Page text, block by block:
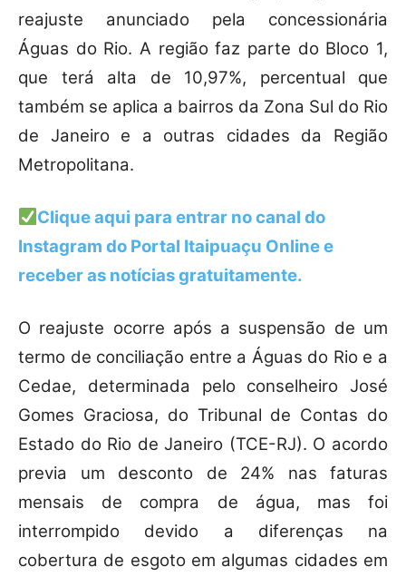
reajuste anunciado pela concessionária
Águas do Rio. A região faz parte do Bloco 1,
que terá alta de 10,97%, percentual que
também se aplica a bairros da Zona Sul do Rio
de Janeiro e a outras cidades da Região
Metropolitana.
Clique aqui para entrar no canal do
Instagram do Portal Itaipuaçu Onlinee
receber as notícias gratuitamente.
O reajuste ocorre após a suspensão de um
termo de conciliação entre a Águas do Rio e a
Cedae, determinada pelo conselheiro José
Gomes Graciosa, do Tribunal de Contas do
Estado do Rio de Janeiro (TCE-RJ). O acordo
previa um desconto de 24% nas faturas
mensais de compra de água, mas foi
interrompido devido a diferenças na
cobertura de esgoto em algumas cidades em